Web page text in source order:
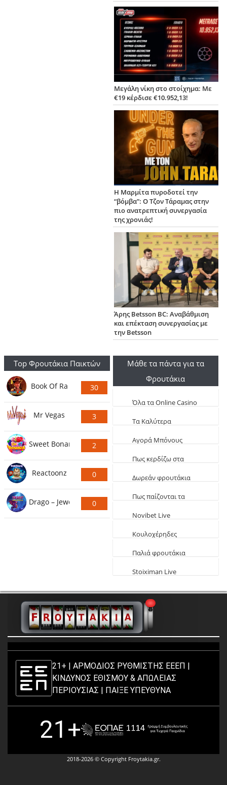
Μεγάλη νίκη στο στοίχημα: Με
€19 κέρδισε €10.952,13!
Η Μαρμίτα πυροδοτεί την
“βόμβα”: Ο Τζον Τάραμας στην
πιο ανατρεπτική συνεργασία
της χρονιάς!
Άρης Betsson BC: Αναβάθμιση
και επέκταση συνεργασίας με
την Betsson
Top Φρουτάκια Παικτών
Book Of Ra
30
Ψήφους
Mr Vegas
3
Ψήφους
Sweet Bonanza
2
Ψήφους
Reactoonz
0
Ψήφους
Drago – Jewels of Fortune
0
Ψήφους
Μάθε τα πάντα για τα
Φρουτάκια
Όλα τα Online Casino
Live
Τα Καλύτερα
Φρουτάκια (Τα πιο
Aγορά Μπόνους
Φρουτάκια: Τα
Πως κερδίζω στα
φρουτάκια
Δωρεάν φρουτάκια
EGT
Πως παίζονται τα
φρουτάκια
Novibet Live
παιχνίδια
Κουλοχέρηδες
δωρεάν Φαραώ
Παλιά φρουτάκια
δωρεάν
Stoiximan Live
21+ | ΑΡΜΟΔΙΟΣ ΡΥΘΜΙΣΤΗΣ ΕΕΕΠ |
ΚΙΝΔΥΝΟΣ ΕΘΙΣΜΟΥ & ΑΠΩΛΕΙΑΣ
ΠΕΡΙΟΥΣΙΑΣ | ΠΑΙΞΕ ΥΠΕΥΘΥΝΑ
21+
2018-2026 © Copyright Froytakia.gr.